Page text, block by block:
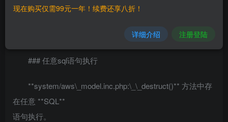
### 任意sql语句执行
**system/aws\_model.inc.php:\_\_destruct()** 方法中存
在任意 **SQL**
语句执行。
现在购买仅需99元一年！续费还享八折！
详细介绍 注册登陆